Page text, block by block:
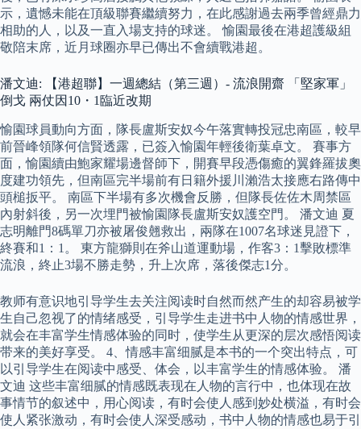
示，遺憾未能在頂級聯賽繼續努力，在此感謝過去兩季曾經鼎力
相助的人，以及一直入場支持的球迷。 愉園最後在港超護級組
敬陪末席，近月球圈亦早已傳出不會續戰港超。
潘文迪: 【港超聯】一週總結（第三週）- 流浪開齋 「堅家軍」
倒戈 兩仗因10・1臨近改期
愉園球員動向方面，隊長盧斯安奴今午落實轉投冠忠南區，較早
前晉峰領隊何信賢透露，已簽入愉園年輕後衛葉卓文。 賽事方
面，愉園續由鮑家耀場邊督師下，開賽早段憑傷癒的翼鋒羅拔奧
度建功領先，但南區完半場前有日籍外援川瀨浩太接應右路傳中
頭槌扳平。 南區下半場有多次機會反勝，但隊長佐佐木周禁區
內射斜後，另一次埋門被愉園隊長盧斯安奴護空門。 潘文迪 夏
志明離門8碼單刀亦被屠俊翹救出，兩隊在1007名球迷見證下，
終賽和1：1。 東方龍獅則在斧山道運動場，作客3：1擊敗標準
流浪，終止3場不勝走勢，升上次席，落後傑志1分。
教师有意识地引导学生去关注阅读时自然而然产生的却容易被学
生自己忽视了的情绪感受，引导学生走进书中人物的情感世界，
就会在丰富学生情感体验的同时，使学生从更深的层次感悟阅读
带来的美好享受。 4、情感丰富细腻是本书的一个突出特点，可
以引导学生在阅读中感受、体会，以丰富学生的情感体验。 潘
文迪 这些丰富细腻的情感既表现在人物的言行中，也体现在故
事情节的叙述中，用心阅读，有时会使人感到妙处横溢，有时会
使人紧张激动，有时会使人深受感动，书中人物的情感也易于引